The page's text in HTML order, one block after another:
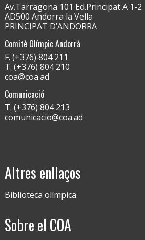
Av.Tarragona 101 Ed.Principat A 1-2
AD500 Andorra la Vella
PRINCIPAT D’ANDORRA
Comitè Olímpic Andorrà
F. (+376) 804 211
T. (+376) 804 210
coa@coa.ad
Comunicació
T. (+376) 804 213
comunicacio@coa.ad
Altres enllaços
Biblioteca olímpica
Sobre el COA